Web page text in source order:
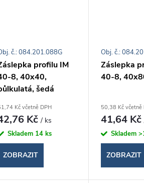
profilu IM
8, 40x40,
šedá
Kč včetně DPH
Kč/ ks
Skladem 14 ks
ZOBRAZIT
č.: 084.201.088G
Záslepka
40-8,
50,38 Kč včetně
41,64 Kč
Skladem
ZOBRAZIT
Obj. č.: